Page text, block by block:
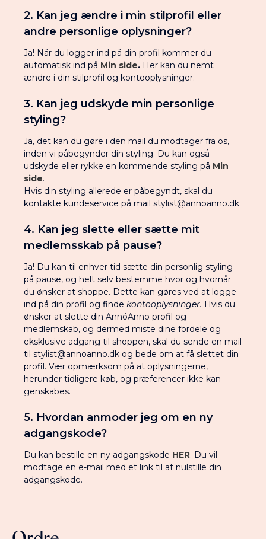
Ja. Din stilprofil fortæller os om din stil, størrelse og
præferencer. Denne information har vi brug for, så vi
kan skabe den bedst mulige stylingoplevelse for dig.
Ligeledes vil vi kun vise dig personlige anbefalinger
baseret på din størrelse og stil i shoppen.
2. Kan jeg ændre i min stilprofil eller
andre personlige oplysninger?
Ja! Når du logger ind på din profil kommer du
automatisk ind på Min side. Her kan du nemt
ændre i din stilprofil og kontooplysninger.
3. Kan jeg udskyde min personlige
styling?
Ja, det kan du gøre i den mail du modtager fra os,
inden vi påbegynder din styling. Du kan også
udskyde eller rykke en kommende styling på Min
side.
Hvis din styling allerede er påbegyndt, skal du
kontakte kundeservice på mail stylist@annoanno.dk
4. Kan jeg slette eller sætte mit
medlemsskab på pause?
Ja! Du kan til enhver tid sætte din personlig styling
på pause, og helt selv bestemme hvor og hvornår
du ønsker at shoppe. Dette kan gøres ved at logge
ind på din profil og finde kontooplysninger. Hvis du
ønsker at slette din AnnóAnno profil og
medlemskab, og dermed miste dine fordele og
eksklusive adgang til shoppen, skal du sende en mail
til stylist@annoanno.dk og bede om at få slettet din
profil. Vær opmærksom på at oplysningerne,
herunder tidligere køb, og præferencer ikke kan
genskabes.
5. Hvordan anmoder jeg om en ny
adgangskode?
Du kan bestille en ny adgangskode HER. Du vil
modtage en e-mail med et link til at nulstille din
adgangskode.